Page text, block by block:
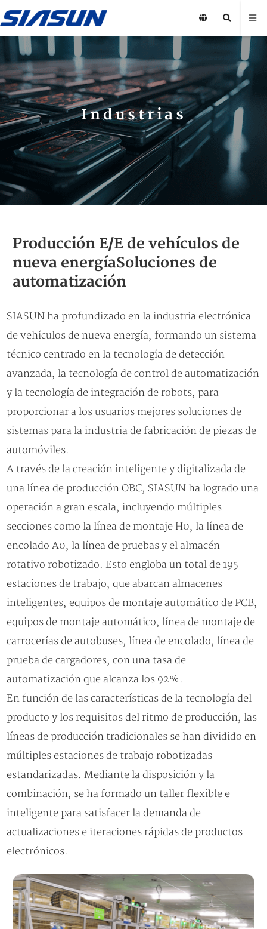
Industrias
Producción E/E de vehículos de
nueva energíaSoluciones de
automatización
SIASUN ha profundizado en la industria electrónica
de vehículos de nueva energía, formando un sistema
técnico centrado en la tecnología de detección
avanzada, la tecnología de control de automatización
y la tecnología de integración de robots, para
proporcionar a los usuarios mejores soluciones de
sistemas para la industria de fabricación de piezas de
automóviles.
A través de la creación inteligente y digitalizada de
una línea de producción OBC, SIASUN ha logrado una
operación a gran escala, incluyendo múltiples
secciones como la línea de montaje H0, la línea de
encolado A0, la línea de pruebas y el almacén
rotativo robotizado. Esto engloba un total de 195
estaciones de trabajo, que abarcan almacenes
inteligentes, equipos de montaje automático de PCB,
equipos de montaje automático, línea de montaje de
carrocerías de autobuses, línea de encolado, línea de
prueba de cargadores, con una tasa de
automatización que alcanza los 92%.
En función de las características de la tecnología del
producto y los requisitos del ritmo de producción, las
líneas de producción tradicionales se han dividido en
múltiples estaciones de trabajo robotizadas
estandarizadas. Mediante la disposición y la
combinación, se ha formado un taller flexible e
inteligente para satisfacer la demanda de
actualizaciones e iteraciones rápidas de productos
electrónicos.